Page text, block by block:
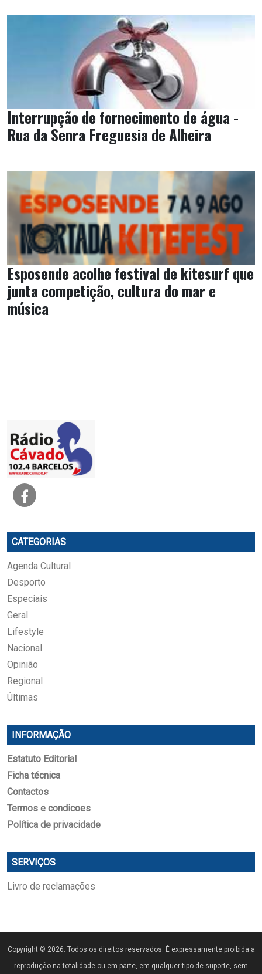
Interrupção de fornecimento de água -
Rua da Senra Freguesia de Alheira
Esposende acolhe festival de kitesurf que
junta competição, cultura do mar e
música
CATEGORIAS
Agenda Cultural
Desporto
Especiais
Geral
Lifestyle
Nacional
Opinião
Regional
Últimas
INFORMAÇÃO
Estatuto Editorial
Ficha técnica
Contactos
Termos e condicoes
Política de privacidade
SERVIÇOS
Livro de reclamações
Copyright © 2026. Todos os direitos reservados. É expressamente proibida a
reprodução na totalidade ou em parte, em qualquer tipo de suporte, sem